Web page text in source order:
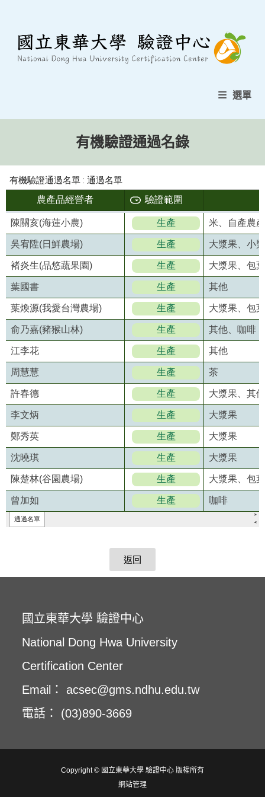
選單
有機驗證通過名錄
返回
國立東華大學 驗證中心
National Dong Hwa University
Certification Center
Email： acsec@gms.ndhu.edu.tw
電話： (03)890-3669
Copyright © 國立東華大學 驗證中心 版權所有
網站管理